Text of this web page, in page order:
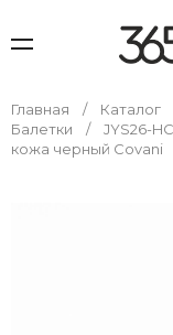
Главная Каталог
Балетки
JYS26-
кожа черный Covani